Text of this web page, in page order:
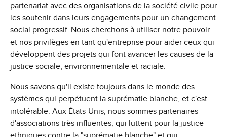
partenariat avec des organisations de la société civile pour
les soutenir dans leurs engagements pour un changement
social progressif. Nous cherchons à utiliser notre pouvoir
et nos privilèges en tant qu'entreprise pour aider ceux qui
développent des projets qui font avancer les causes de la
justice sociale, environnementale et raciale.
Nous savons qu'il existe toujours dans le monde des
systèmes qui perpétuent la suprématie blanche, et c'est
intolérable. Aux États-Unis, nous sommes partenaires
d'associations très influentes, qui luttent pour la justice